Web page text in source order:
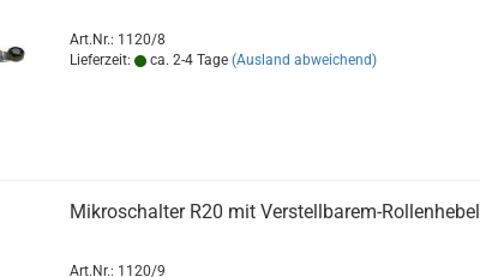
Art.Nr.: 1120/8
Lieferzeit:
ca. 2-4 Tage (Ausland abweichend)
Mikroschalter R20 mit Verstellbarem-Rollenhebel
Art.Nr.: 1120/9